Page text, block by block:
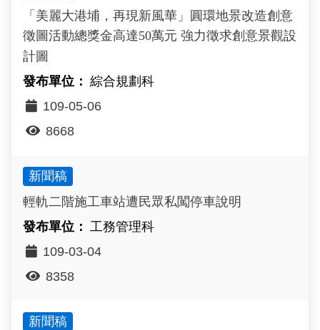
「美麗大港埔，再現新風華」圓環地景改造創意
徵圖活動總獎金高達50萬元 強力徵求創意景觀設
計圖
綜合規劃科
109-05-06
8668
新聞稿
輕軌二階施工車站遭民眾私闖停車說明
工務管理科
109-03-04
8358
新聞稿